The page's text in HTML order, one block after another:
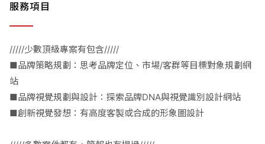
服務項目
/////少數頂級專案有包含/////
■品牌策略規劃：思考品牌定位、市場/客群等目標對象規劃網
站
■品牌視覺規劃與設計：探索品牌DNA與視覺識別設計網站
■創新視覺發想：有高度客製或合成的形象圖設計